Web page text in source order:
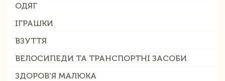
ОДЯГ
ІГРАШКИ
ВЗУТТЯ
ВЕЛОСИПЕДИ ТА ТРАНСПОРТНІ ЗАСОБИ
ЗДОРОВ'Я МАЛЮКА